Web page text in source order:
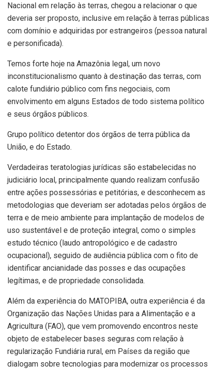
Nacional em relação às terras, chegou a relacionar o que
deveria ser proposto, inclusive em relação à terras públicas
com domínio e adquiridas por estrangeiros (pessoa natural
e personificada).
Temos forte hoje na Amazônia legal, um novo
inconstitucionalismo quanto à destinação das terras, com
calote fundiário público com fins negociais, com
envolvimento em alguns Estados de todo sistema político
e seus órgãos públicos.
Grupo político detentor dos órgãos de terra pública da
União, e do Estado.
Verdadeiras teratologias jurídicas são estabelecidas no
judiciário local, principalmente quando realizam confusão
entre ações possessórias e petitórias, e desconhecem as
metodologias que deveriam ser adotadas pelos órgãos de
terra e de meio ambiente para implantação de modelos de
uso sustentável e de proteção integral, como o simples
estudo técnico (laudo antropológico e de cadastro
ocupacional), seguido de audiência pública com o fito de
identificar ancianidade das posses e das ocupações
legítimas, e de propriedade consolidada.
Além da experiência do MATOPIBA, outra experiência é da
Organização das Nações Unidas para a Alimentação e a
Agricultura (FAO), que vem promovendo encontros neste
objeto de estabelecer bases seguras com relação à
regularização Fundiária rural, em Países da região que
dialogam sobre tecnologias para modernizar os processos